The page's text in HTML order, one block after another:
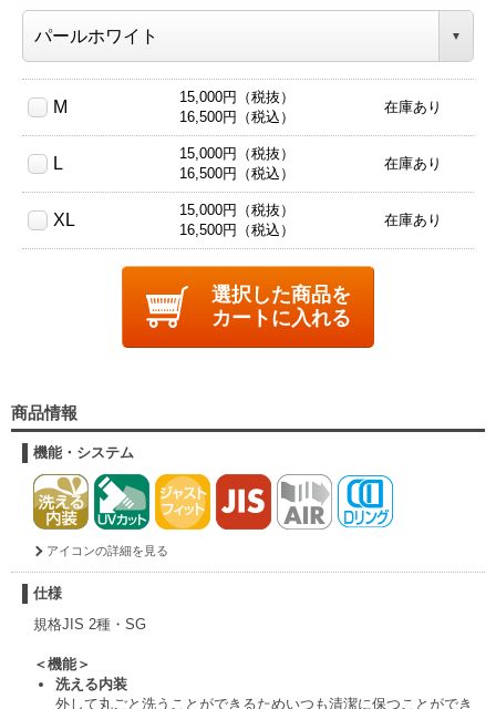
M
15,000円（税抜）
16,500円（税込）
在庫あり
L
15,000円（税抜）
16,500円（税込）
在庫あり
XL
15,000円（税抜）
16,500円（税込）
在庫あり
選択した商品を
カートに入れる
商品情報
機能・システム
アイコンの詳細を見る
仕様
規格JIS 2種・SG
＜機能＞
洗える内装
外して丸ごと洗うことができるためいつも清潔に保つことができ